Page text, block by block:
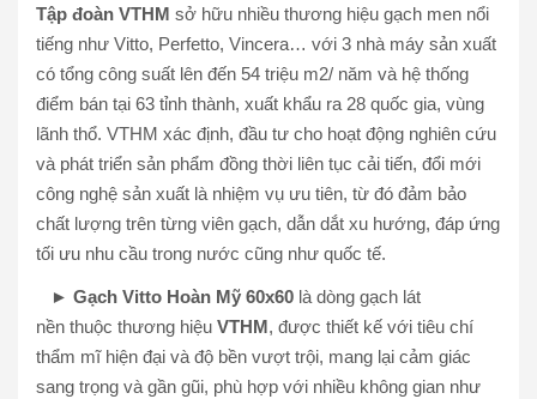
Tập đoàn VTHM sở hữu nhiều thương hiệu gạch men nổi
tiếng như Vitto, Perfetto, Vincera… với 3 nhà máy sản xuất
có tổng công suất lên đến 54 triệu m2/ năm và hệ thống
điểm bán tại 63 tỉnh thành, xuất khẩu ra 28 quốc gia, vùng
lãnh thổ. VTHM xác định, đầu tư cho hoạt động nghiên cứu
và phát triển sản phẩm đồng thời liên tục cải tiến, đổi mới
công nghệ sản xuất là nhiệm vụ ưu tiên, từ đó đảm bảo
chất lượng trên từng viên gạch, dẫn dắt xu hướng, đáp ứng
tối ưu nhu cầu trong nước cũng như quốc tế.
► Gạch Vitto Hoàn Mỹ 60x60 là dòng gạch lát
nền thuộc thương hiệu VTHM, được thiết kế với tiêu chí
thẩm mĩ hiện đại và độ bền vượt trội, mang lại cảm giác
sang trọng và gần gũi, phù hợp với nhiều không gian như